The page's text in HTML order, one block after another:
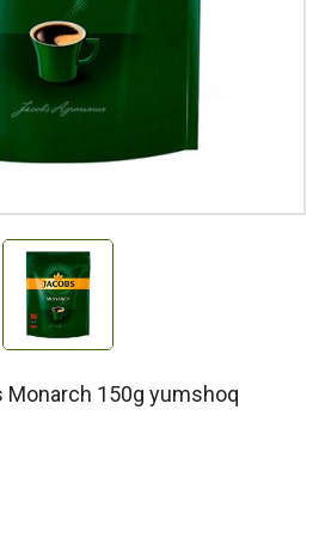
Monarch 150g yumshoq